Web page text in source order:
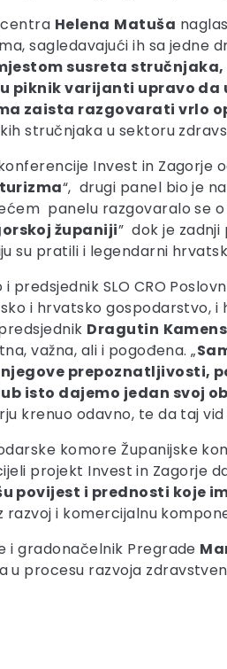
Helena Matuša
sagledavajući ih sa jedne
susreta
piknik varijanti upravo
zaista razgovarati vrlo
stručnjaka u sektoru
Invest in Zagorje
“, drugi panel bio je
panelu razgovaralo se
županiji” dok je
su pratili i legendarni
predsjednik SLO CRO
i hrvatsko gospodarstvo,
Dragutin
važna, ali i pogođena. „
prepoznatljivosti,
isto dajemo jedan svoj
krenuo odavno, te da taj
komore Županijske
projekt Invest in Zagorje
povijest i prednosti koje
razvoj i komercijalnu
i gradonačelnik Pregrade
u procesu razvoja